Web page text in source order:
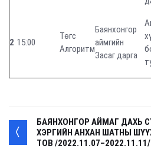
2 15:00
Төгс
Алгоритм
Баянхонгор
аймгийн
Засаг дарга
БАЯНХОНГОР АЙМАГ ДАХЬ
ХЭРГИЙН АНХАН ШАТНЫ
ТОВ /2022.11.07–2022.11.11/